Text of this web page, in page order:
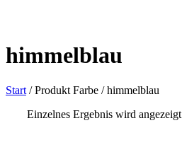
himmelblau
Start /Produkt Farbe /himmelblau
Einzelnes Ergebnis wird angezeigt